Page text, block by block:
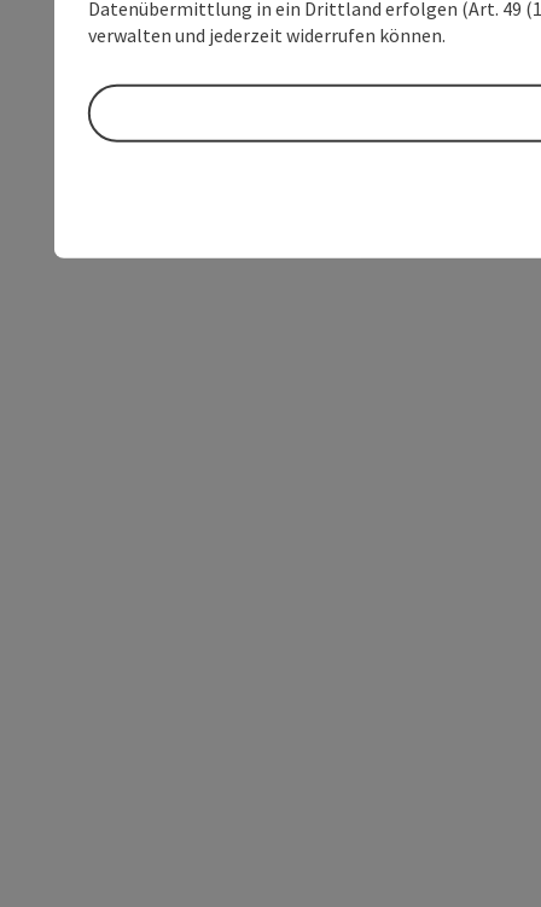
Datenübermittlung in ein Drittland erfolgen (Art. 49
verwalten und jederzeit widerrufen können.